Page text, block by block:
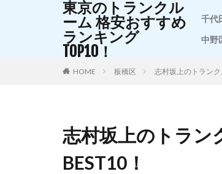
東京のトランクル
ーム 格安おすすめ
ランキング
TOP10！
千代
中野
HOME 板橋区 志村坂上のトラン
志村坂上のトラン
BEST10！